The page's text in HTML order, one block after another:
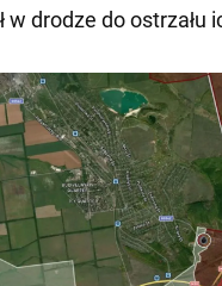
w drodze do ostrzału